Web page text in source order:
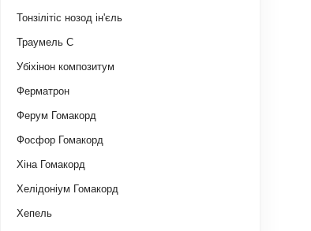
Тонзілітіс нозод ін'єль
Траумель С
Убіхінон композитум
Ферматрон
Ферум Гомакорд
Фосфор Гомакорд
Хіна Гомакорд
Хелідоніум Гомакорд
Хепель